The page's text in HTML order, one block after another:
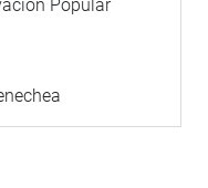
Popular